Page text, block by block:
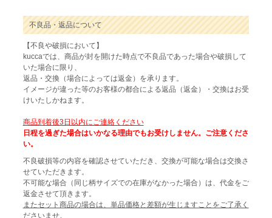
不良品・返品について
【不良や破損において】
kuccaでは、商品が封を開けた時点で不良品であった場合や破損して
いた場合に限り、
返品・交換（場合によっては返金）を承ります。
イメージが違った等のお客様の都合による返品（返金）・交換はお受
けいたしかねます。
商品到着後3日以内にご連絡ください
日程を過ぎた場合はいかなる理由でもお受けしません。ご注意くださ
い。
不良破損等の内容を確認させていただき、交換が可能な場合は交換さ
せていただきます。
不可能な場合（同じ柄サイズでの在庫がなかった場合）は、代金をご
返金させて頂きます。
またセット商品の場合は、単品価格と差額が生じますことをご了承く
ださいませ。